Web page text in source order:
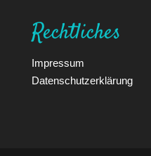
Rechtliches
Impressum
Datenschutzerklärung